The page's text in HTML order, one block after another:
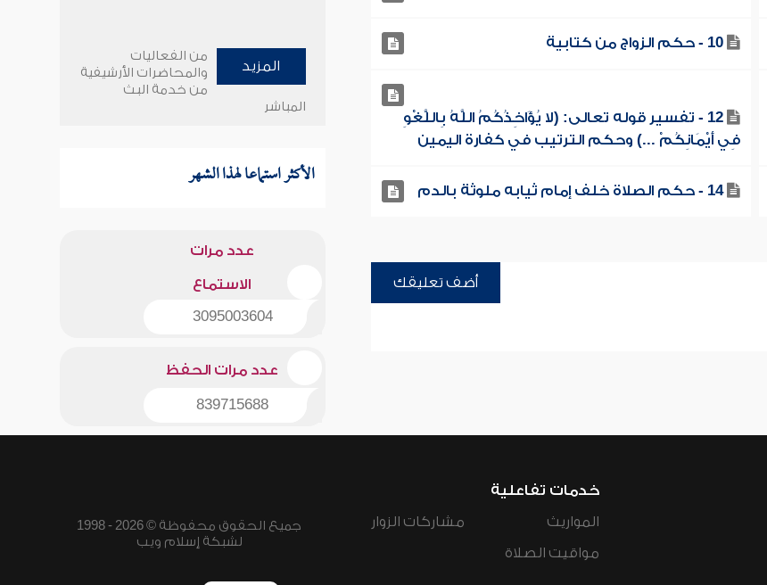
10 - حكم الزواج من كتابية
12 - تفسير قوله تعالى: (لا يُؤَاخِذُكُمُ اللَّهُ بِاللَّغْوِ
فِي أَيْمَانِكُمْ ...) وحكم الترتيب في كفارة اليمين
14 - حكم الصلاة خلف إمام ثيابه ملوثة بالدم
أضف تعليقك
المزيد
من الفعاليات
والمحاضرات الأرشيفية
من خدمة البث
المباشر
الأكثر استماعا لهذا الشهر
عدد مرات
الاستماع
3095003604
عدد مرات الحفظ
839715688
خدمات تفاعلية
المواريث
مواقيت الصلاة
مشاركات الزوار
جميع الحقوق محفوظة © 2026 - 1998
لشبكة إسلام ويب